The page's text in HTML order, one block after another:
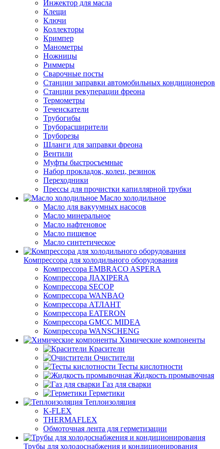
Инжектор для масла
Клещи
Ключи
Коллекторы
Кримпер
Манометры
Ножницы
Риммеры
Сварочные посты
Станции заправки автомобильных кондиционеров
Станции рекуперации фреона
Термометры
Течеискатели
Трубогибы
Труборасширители
Труборезы
Шланги для заправки фреона
Вентили
Муфты быстросъемные
Набор прокладок, колец, резинок
Переходники
Прессы для прочистки капиллярной трубки
Масло холодильное
Масло для вакуумных насосов
Масло минеральное
Масло нафтеновое
Масло пищевое
Масло синтетическое
Компрессора для холодильного оборудования
Компрессора EMBRACO ASPERA
Компрессора JIAXIPERA
Компрессора SECOP
Компрессора WANBAO
Компрессора АТЛАНТ
Компрессора EATERON
Компрессора GMCC MIDEA
Компрессора WANSCHENG
Химические компоненты
Красители
Очистители
Тесты кислотности
Жидкость промывочная
Газ для сварки
Герметики
Теплоизоляция
K-FLEX
THERMAFLEX
Обмоточная лента для герметизации
Трубы для холодоснабжения и кондиционирования